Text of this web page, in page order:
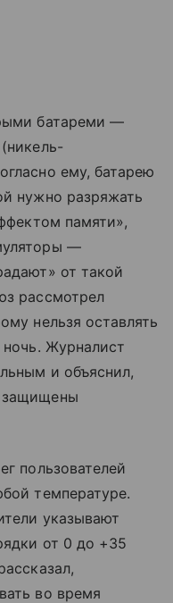
батареми —
ему, батарею
нужно разряжать
памяти»,
—
от такой
рассмотрел
нельзя оставлять
Журналист
и объяснил,
защищены
пользователей
температуре.
указывают
от 0 до +35
во время